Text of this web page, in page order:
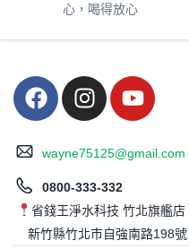
心，喝得放心
wayne75125@gmail.com
0800-333-332
省錢王淨水科技 竹北旗艦店
新竹縣竹北市自強南路198號